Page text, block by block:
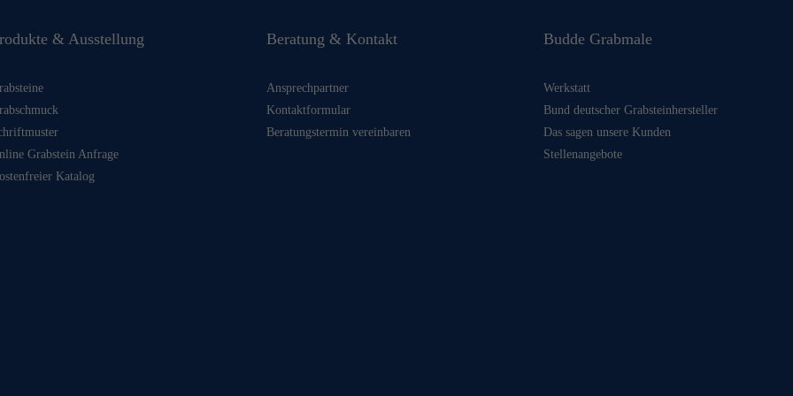
& Ausstellung
Grabstein Anfrage
Katalog
Beratung & Kontakt
Ansprechpartner
Kontaktformular
Beratungstermin vereinbaren
Budde Grabmale
Werkstatt
Bund deutscher Grabsteinhersteller
Das sagen unsere Kunden
Stellenangebote